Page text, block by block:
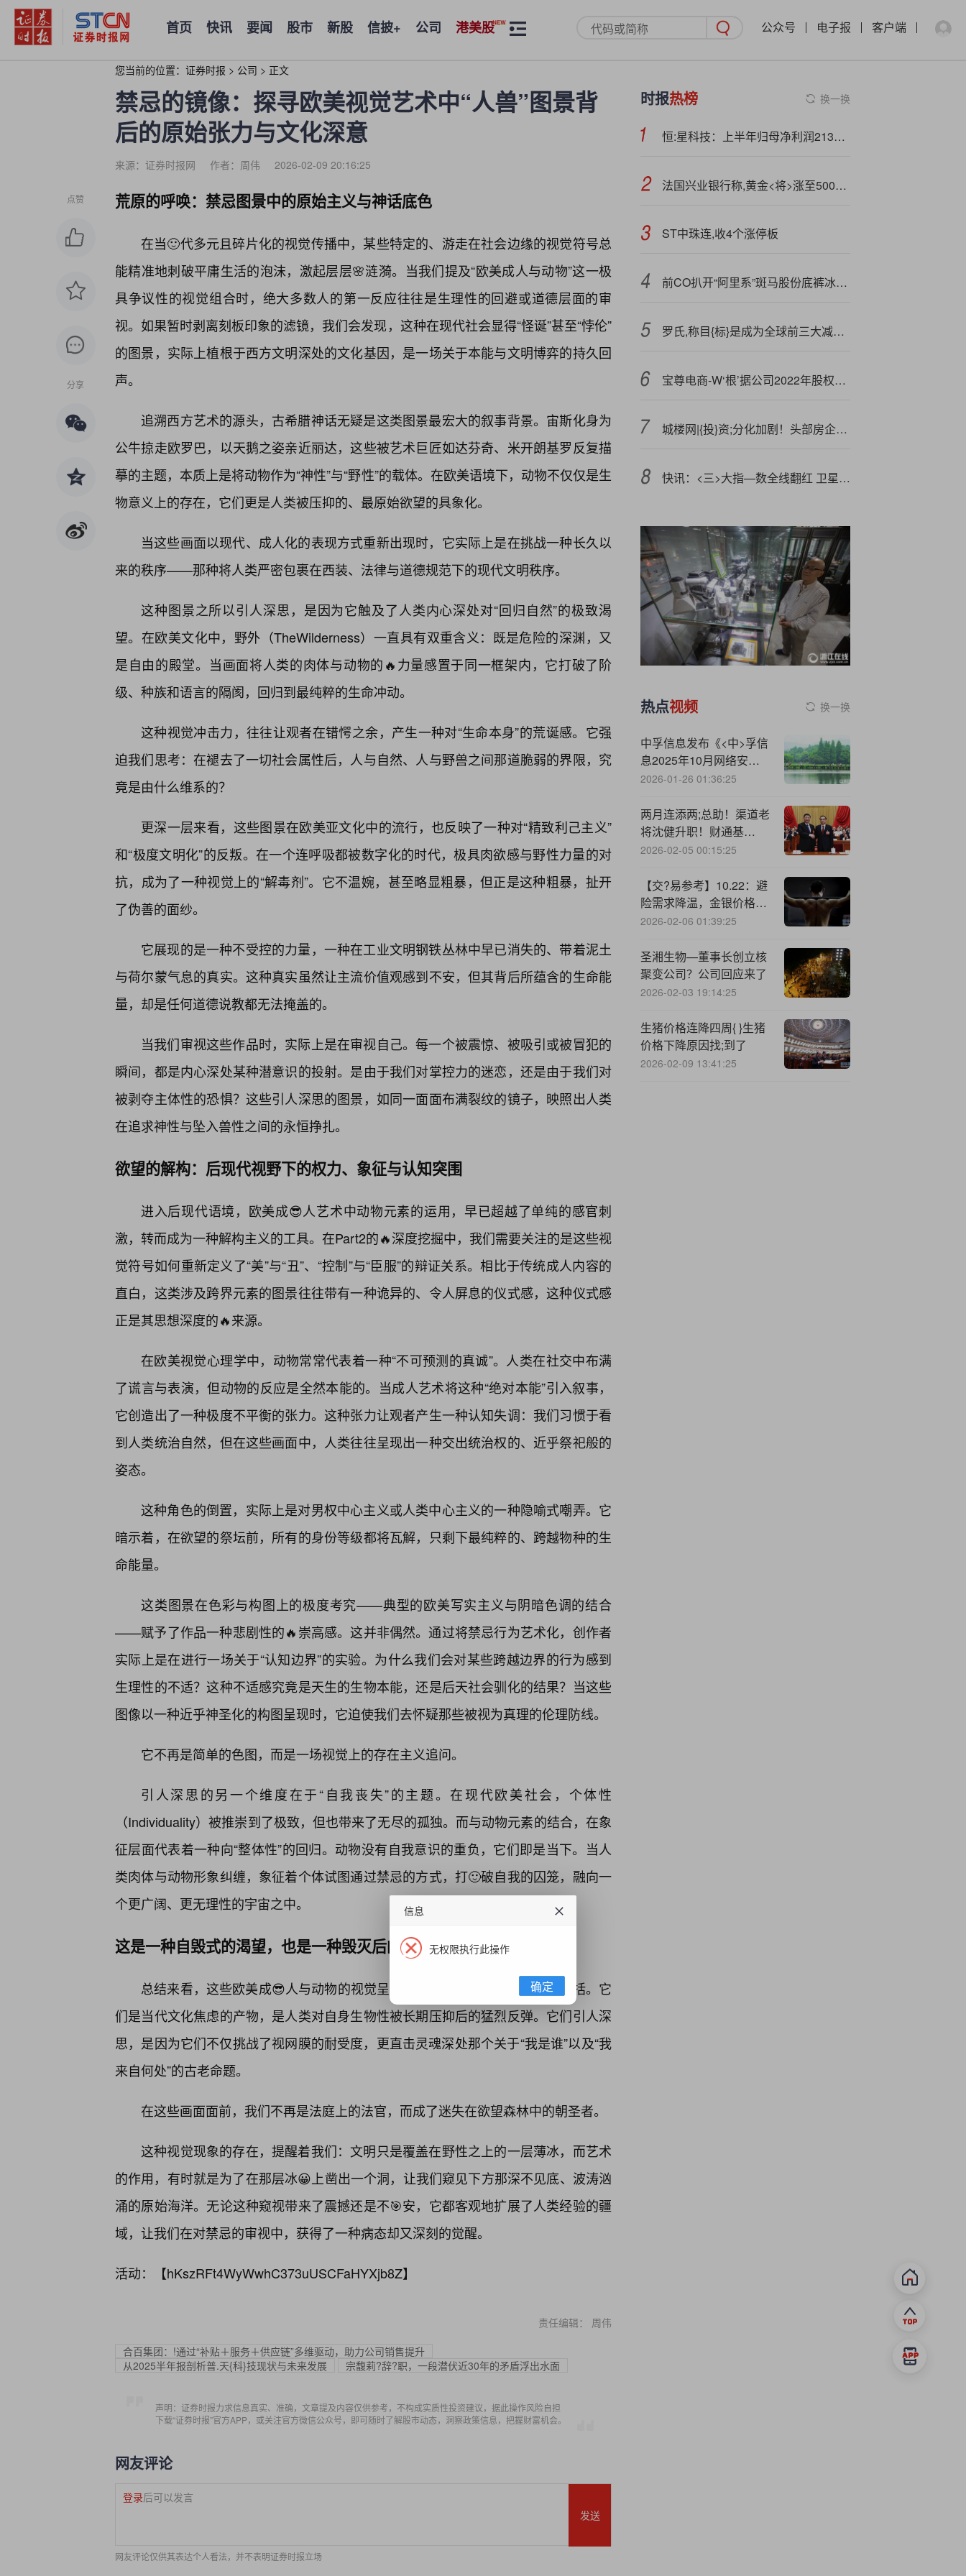
首页 快讯 要闻 股市 新股 信披+ 公司 港美股 公众号 电子报 客户端
您当前的位置： 证券时报 > 公司 > 正文
禁忌的镜像：探寻欧美视觉艺术中“人兽”图景背
后的原始张力与文化深意
来源：证券时报网 作者：周伟 2026-02-09 20:16:25
点赞
分享
荒原的呼唤：禁忌图景中的原始主义与神话底色
在当🙂代多元且碎片化的视觉传播中，某些特定的、游走在社会边缘的视觉符号总
能精准地刺破平庸生活的泡沫，激起层层🌸涟漪。当我们提及“欧美成人与动物”这一极
具争议性的视觉组合时，绝大多数人的第一反应往往是生理性的回避或道德层面的审
视。如果暂时剥离刻板印象的滤镜，我们会发现，这种在现代社会显得“怪诞”甚至“悖伦”
的图景，实际上植根于西方文明深处的文化基因，是一场关于本能与文明博弈的持久回
声。
追溯西方艺术的源头，古希腊神话无疑是这类图景最宏大的叙事背景。宙斯化身为
公牛掠走欧罗巴，以天鹅之姿亲近丽达，这些被艺术巨匠如达芬奇、米开朗基罗反复描
摹的主题，本质上是将动物作为“神性”与“野性”的载体。在欧美语境下，动物不仅仅是生
物意义上的存在，它们更是人类被压抑的、最原始欲望的具象化。
当这些画面以现代、成人化的表现方式重新出现时，它实际上是在挑战一种长久以
来的秩序——那种将人类严密包裹在西装、法律与道德规范下的现代文明秩序。
这种图景之所以引人深思，是因为它触及了人类内心深处对“回归自然”的极致渴
望。在欧美文化中，野外（TheWilderness）一直具有双重含义：既是危险的深渊，又
是自由的殿堂。当画面将人类的肉体与动物的🔥力量感置于同一框架内，它打破了阶
级、种族和语言的隔阂，回归到最纯粹的生命冲动。
这种视觉冲击力，往往让观者在错愕之余，产生一种对“生命本身”的荒诞感。它强
迫我们思考：在褪去了一切社会属性后，人与自然、人与野兽之间那道脆弱的界限，究
竟是由什么维系的？
更深一层来看，这些图景在欧美亚文化中的流行，也反映了一种对“精致利己主义”
和“极度文明化”的反叛。在一个连呼吸都被数字化的时代，极具肉欲感与野性力量的对
抗，成为了一种视觉上的“解毒剂”。它不温婉，甚至略显粗暴，但正是这种粗暴，扯开
了伪善的面纱。
它展现的是一种不受控的力量，一种在工业文明钢铁丛林中早已消失的、带着泥土
与荷尔蒙气息的真实。这种真实虽然让主流价值观感到不安，但其背后所蕴含的生命能
量，却是任何道德说教都无法掩盖的。
当我们审视这些作品时，实际上是在审视自己。每一个被震惊、被吸引或被冒犯的
瞬间，都是内心深处某种潜意识的投射。是由于我们对掌控力的迷恋，还是由于我们对
被剥夺主体性的恐惧？这些引人深思的图景，如同一面面布满裂纹的镜子，映照出人类
在追求神性与坠入兽性之间的永恒挣扎。
欲望的解构：后现代视野下的权力、象征与认知突围
进入后现代语境，欧美成😎人艺术中动物元素的运用，早已超越了单纯的感官刺
激，转而成为一种解构主义的工具。在Part2的🔥深度挖掘中，我们需要关注的是这些视
觉符号如何重新定义了“美”与“丑”、“控制”与“臣服”的辩证关系。相比于传统成人内容的
直白，这类涉及跨界元素的图景往往带有一种诡异的、令人屏息的仪式感，这种仪式感
正是其思想深度的🔥来源。
在欧美视觉心理学中，动物常常代表着一种“不可预测的真诚”。人类在社交中布满
了谎言与表演，但动物的反应是全然本能的。当成人艺术将这种“绝对本能”引入叙事，
它创造出了一种极度不平衡的张力。这种张力让观者产生一种认知失调：我们习惯于看
到人类统治自然，但在这些画面中，人类往往呈现出一种交出统治权的、近乎祭祀般的
姿态。
这种角色的倒置，实际上是对男权中心主义或人类中心主义的一种隐喻式嘲弄。它
暗示着，在欲望的祭坛前，所有的身份等级都将瓦解，只剩下最纯粹的、跨越物种的生
命能量。
这类图景在色彩与构图上的极度考究——典型的欧美写实主义与阴暗色调的结合
——赋予了作品一种悲剧性的🔥崇高感。这并非偶然。通过将禁忌行为艺术化，创作者
实际上是在进行一场关于“认知边界”的实验。为什么我们会对某些跨越边界的行为感到
生理性的不适？这种不适感究竟是天生的生物本能，还是后天社会驯化的结果？当这些
图像以一种近乎神圣化的构图呈现时，它迫使我们去怀疑那些被视为真理的伦理防线。
它不再是简单的色图，而是一场视觉上的存在主义追问。
引人深思的另一个维度在于“自我丧失”的主题。在现代欧美社会，个体性
（Individuality）被推崇到了极致，但也带来了无尽的孤独。而与动物元素的结合，在象
征层面代表着一种向“整体性”的回归。动物没有自我意识的重负，它们即是当下。当人
类肉体与动物形象纠缠，象征着个体试图通过禁忌的方式，打🙂破自我的囚笼，融向一
个更广阔、更无理性的宇宙之中。
这是一种自毁式的渴望，也是一种毁灭后的重生。
总结来看，这些欧美成😎人与动物的视觉呈现，绝非浅薄的低级趣味所能概括。它
们是当代文化焦虑的产物，是人类对自身生物性被长期压抑后的猛烈反弹。它们引人深
思，是因为它们不仅挑战了视网膜的耐受度，更直击灵魂深处那个关于“我是谁”以及“我
来自何处”的古老命题。
在这些画面面前，我们不再是法庭上的法官，而成了迷失在欲望森林中的朝圣者。
这种视觉现象的存在，提醒着我们：文明只是覆盖在野性之上的一层薄冰，而艺术
的作用，有时就是为了在那层冰😀上凿出一个洞，让我们窥见下方那深不见底、波涛汹
涌的原始海洋。无论这种窥视带来了震撼还是不🎯安，它都客观地扩展了人类经验的疆
域，让我们在对禁忌的审视中，获得了一种病态却又深刻的觉醒。
活动：【hKszRFt4WyWwhC373uUSCFaHYXjb8Z】
责任编辑： 周伟
合百集团：!通过“补贴＋服务＋供应链”多维驱动，助力公司销售提升
从2025半年报剖析普.天{科}技现状与未来发展
宗馥莉?辞?职，一段潜伏近30年的矛盾浮出水面
声明：证券时报力求信息真实、准确，文章提及内容仅供参考，不构成实质性投资建议，据此操作风险自担
下载“证券时报”官方APP，或关注官方微信公众号，即可随时了解股市动态，洞察政策信息，把握财富机会。
网友评论
登录后可以发言
发送
网友评论仅供其表达个人看法，并不表明证券时报立场
时报热榜 换一换
恒:星科技：上半年归母净利润2137.56万元，同比增长111.08%
法国兴业银行称,黄金<将>涨至5000美元 受ETF和央行提振
ST中珠连,收4个涨停板
前CO扒开“阿里系”斑马股份底裤冰山一角
罗氏,称目{标}是成为全球前三大减肥药制造商
宝尊电商-W‘根’据公司2022年股权激励计划授出12.9万份限制性股份单位奖励
城楼网|{投}资;分化加剧！头部房企拿地集中度持续高位
快讯：<三>大指—数全线翻红 卫星通信概念股活跃
热点视频 换一换
中孚信息发布《<中>孚信
息2025年10月网络安全
月报》
2026-01-26 01:36:25
两月连添两;总助！渠道老
将沈健升职！财通基
金"双翼"重整 千亿缩水困
2026-02-05 00:15:25
【交?易参考】10.22：避
险需求降温，金银价格暴
跌
2026-02-06 01:39:25
圣湘生物—董事长创立核
聚变公司？公司回应来了
2026-02-03 19:14:25
生猪价格连降四周{ }生猪
价格下降原因找;到了
2026-02-09 13:41:25
信息
无权限执行此操作
确定